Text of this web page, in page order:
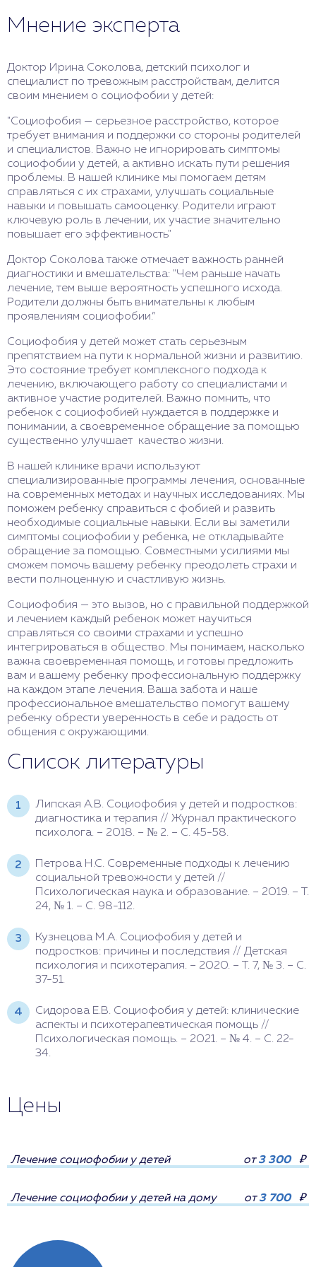
Мнение эксперта
Доктор Ирина Соколова, детский психолог и
специалист по тревожным расстройствам, делится
своим мнением о социофобии у детей:
"Социофобия — серьезное расстройство, которое
требует внимания и поддержки со стороны родителей
и специалистов. Важно не игнорировать симптомы
социофобии у детей, а активно искать пути решения
проблемы. В нашей клинике мы помогаем детям
справляться с их страхами, улучшать социальные
навыки и повышать самооценку. Родители играют
ключевую роль в лечении, их участие значительно
повышает его эффективность"
Доктор Соколова также отмечает важность ранней
диагностики и вмешательства: "Чем раньше начать
лечение, тем выше вероятность успешного исхода.
Родители должны быть внимательны к любым
проявлениям социофобии.”
Социофобия у детей может стать серьезным
препятствием на пути к нормальной жизни и развитию.
Это состояние требует комплексного подхода к
лечению, включающего работу со специалистами и
активное участие родителей. Важно помнить, что
ребенок с социофобией нуждается в поддержке и
понимании, а своевременное обращение за помощью
существенно улучшает качество жизни.
В нашей клинике врачи используют
специализированные программы лечения, основанные
на современных методах и научных исследованиях. Мы
поможем ребенку справиться с фобией и развить
необходимые социальные навыки. Если вы заметили
симптомы социофобии у ребенка, не откладывайте
обращение за помощью. Совместными усилиями мы
сможем помочь вашему ребенку преодолеть страхи и
вести полноценную и счастливую жизнь.
Социофобия — это вызов, но с правильной поддержкой
и лечением каждый ребенок может научиться
справляться со своими страхами и успешно
интегрироваться в общество. Мы понимаем, насколько
важна своевременная помощь, и готовы предложить
вам и вашему ребенку профессиональную поддержку
на каждом этапе лечения. Ваша забота и наше
профессиональное вмешательство помогут вашему
ребенку обрести уверенность в себе и радость от
общения с окружающими.
Список литературы
Липская А.В. Социофобия у детей и подростков:
диагностика и терапия // Журнал практического
психолога. – 2018. – № 2. – С. 45-58.
Петрова Н.С. Современные подходы к лечению
социальной тревожности у детей //
Психологическая наука и образование. – 2019. – Т.
24, № 1. – С. 98-112.
Кузнецова М.А. Социофобия у детей и
подростков: причины и последствия // Детская
психология и психотерапия. – 2020. – Т. 7, № 3. – С.
37-51.
Сидорова Е.В. Социофобия у детей: клинические
аспекты и психотерапевтическая помощь //
Психологическая помощь. – 2021. – № 4. – С. 22-
34.
Цены
Лечение социофобии у детей от3 300 ₽
Лечение социофобии у детей на дому от3 700 ₽